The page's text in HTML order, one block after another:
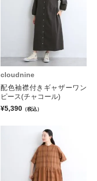
cloudnine
配色袖襟付きギャザーワン
ピース(チャコール)
¥5,390 （税込）